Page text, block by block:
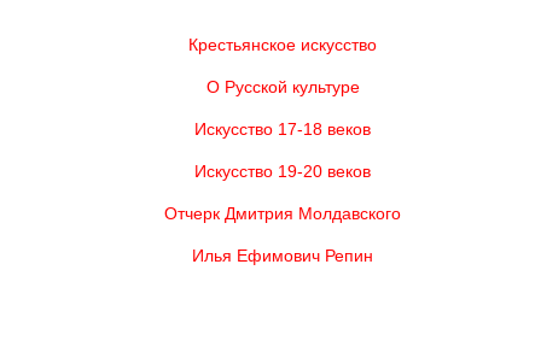
Крестьянское искусство
О Русской культуре
Искусство 17-18 веков
Искусство 19-20 веков
Отчерк Дмитрия Молдавского
Илья Ефимович Репин